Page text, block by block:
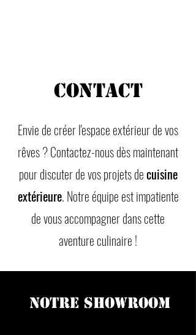
Contact
Envie de créer l'espace extérieur de vos
rêves ? Contactez-nous dès maintenant
pour discuter de vos projets decuisine
extérieure. Notre équipe est impatiente
de vous accompagner dans cette
aventure culinaire !
NOTRE SHOWROOM